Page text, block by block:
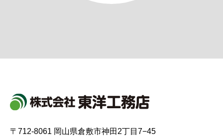
〒712-8061 岡山県倉敷市神田2丁目7−45